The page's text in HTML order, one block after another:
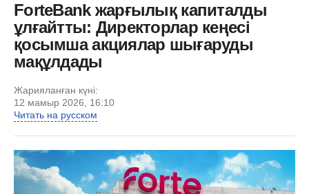
ForteBank жарғылық капиталды
ұлғайтты: Директорлар кеңесі
қосымша акциялар шығаруды
мақұлдады
Жарияланған күні:
12 мамыр 2026, 16:10
Читать на русском